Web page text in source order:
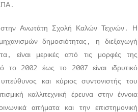
στην Ανωτάτη Σχολή Καλών Τεχνών. Η
δημοσιότητας, η διεξαγωγή
είναι μερικές από τις μορφές της
το 2002 έως το 2007 είναι ιδρυτικό
και κύριος συντονιστής του
καλλιτεχνική έρευνα στην έννοια
αιτήματα και την επιστημονική